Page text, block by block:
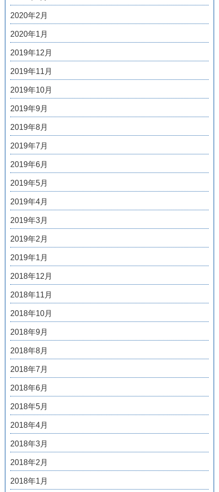
2020年2月
2020年1月
2019年12月
2019年11月
2019年10月
2019年9月
2019年8月
2019年7月
2019年6月
2019年5月
2019年4月
2019年3月
2019年2月
2019年1月
2018年12月
2018年11月
2018年10月
2018年9月
2018年8月
2018年7月
2018年6月
2018年5月
2018年4月
2018年3月
2018年2月
2018年1月